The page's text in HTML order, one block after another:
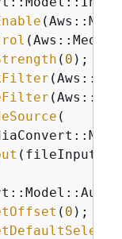
( 0 );
(
(fileInput);
( 0 );